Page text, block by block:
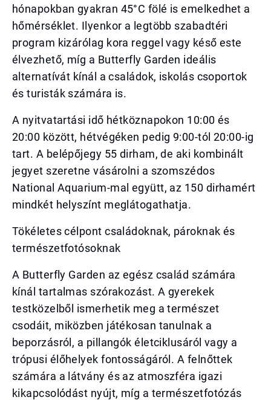
hónapokban gyakran 45°C fölé is emelkedhet a
hőmérséklet. Ilyenkor a legtöbb szabadtéri
program kizárólag kora reggel vagy késő este
élvezhető, míg a Butterfly Garden ideális
alternatívát kínál a családok, iskolás csoportok
és turisták számára is.
A nyitvatartási idő hétköznapokon 10:00 és
20:00 között, hétvégéken pedig 9:00-tól 20:00-ig
tart. A belépőjegy 55 dirham, de aki kombinált
jegyet szeretne vásárolni a szomszédos
National Aquarium-mal együtt, az 150 dirhamért
mindkét helyszínt meglátogathatja.
Tökéletes célpont családoknak, pároknak és
természetfotósoknak
A Butterfly Garden az egész család számára
kínál tartalmas szórakozást. A gyerekek
testközelből ismerhetik meg a természet
csodáit, miközben játékosan tanulnak a
beporzásról, a pillangók életciklusáról vagy a
trópusi élőhelyek fontosságáról. A felnőttek
számára a látvány és az atmoszféra igazi
kikapcsolódást nyújt, míg a természetfotózás